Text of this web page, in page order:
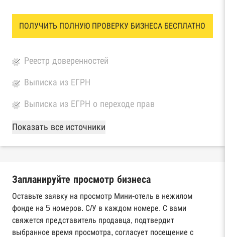
ПОЛУЧИТЬ ПОЛНУЮ ПРОВЕРКУ БИЗНЕСА БЕСПЛАТНО
Реестр доверенностей
Выписка из ЕГРН
Выписка из ЕГРН о переходе прав
База Росстата
Реестры ЕГРЮЛ и ЕГРИП Федеральной
Реестр государственных контрактов
Федерального казначейства
Картотека арбитражных дел Высшего
арбитражного суда
Показать все источники
Запланируйте просмотр бизнеса
Оставьте заявку на просмотр Мини-отель в нежилом
фонде на 5 номеров. С/У в каждом номере. С вами
свяжется представитель продавца, подтвердит
выбранное время просмотра, согласует посещение с